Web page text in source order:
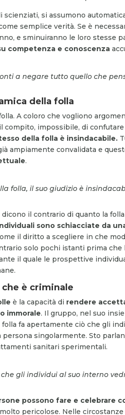
scienziati, si assumono
semplice verità. Se è
e sminuiranno le loro stesse
competenza e conoscenza
a negare tutto quello che
della folla
A coloro che vogliono
compito, impossibile, di
della folla è insindacabile.
ampiamente convalidata e
.
folla, il suo giudizio è
il contrario di quanto la
sono schiacciate da
il diritto a scegliere in che
solo pochi istanti prima
il quale le prospettive
è criminale
è la capacità di rendere
immorale. Il gruppo, nel suo
folla fa apertamente ciò che gli
singolarmente. Sto
sanitari sperimentali.
gli individui al suo interno
possono fare e celebrare
pericolose. Nelle